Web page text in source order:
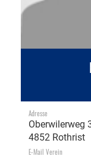
Adresse
Oberwilerweg
4852 Rothrist
E-Mail Verein